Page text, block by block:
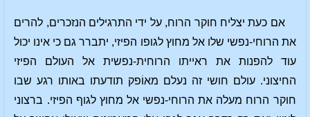
אם כעת יצליח חוקר הרוח, על ידי התרגילים הנזכרים, להרים
את הרוחי-נפשי שלו אל מחוץ לגופו הפיזי, יתברר גם כי אינו יכול
עוד להפנות את ראייתו הרוחית-נפשית אל העולם הפיזי
החיצוני. עולם חושי זה נעלם מאוֹפק תודעתו באותו רגע שבו
חוקר הרוח מעלה את הרוחי-נפשי אל מחוץ לגוף הפיזי. ברצוני